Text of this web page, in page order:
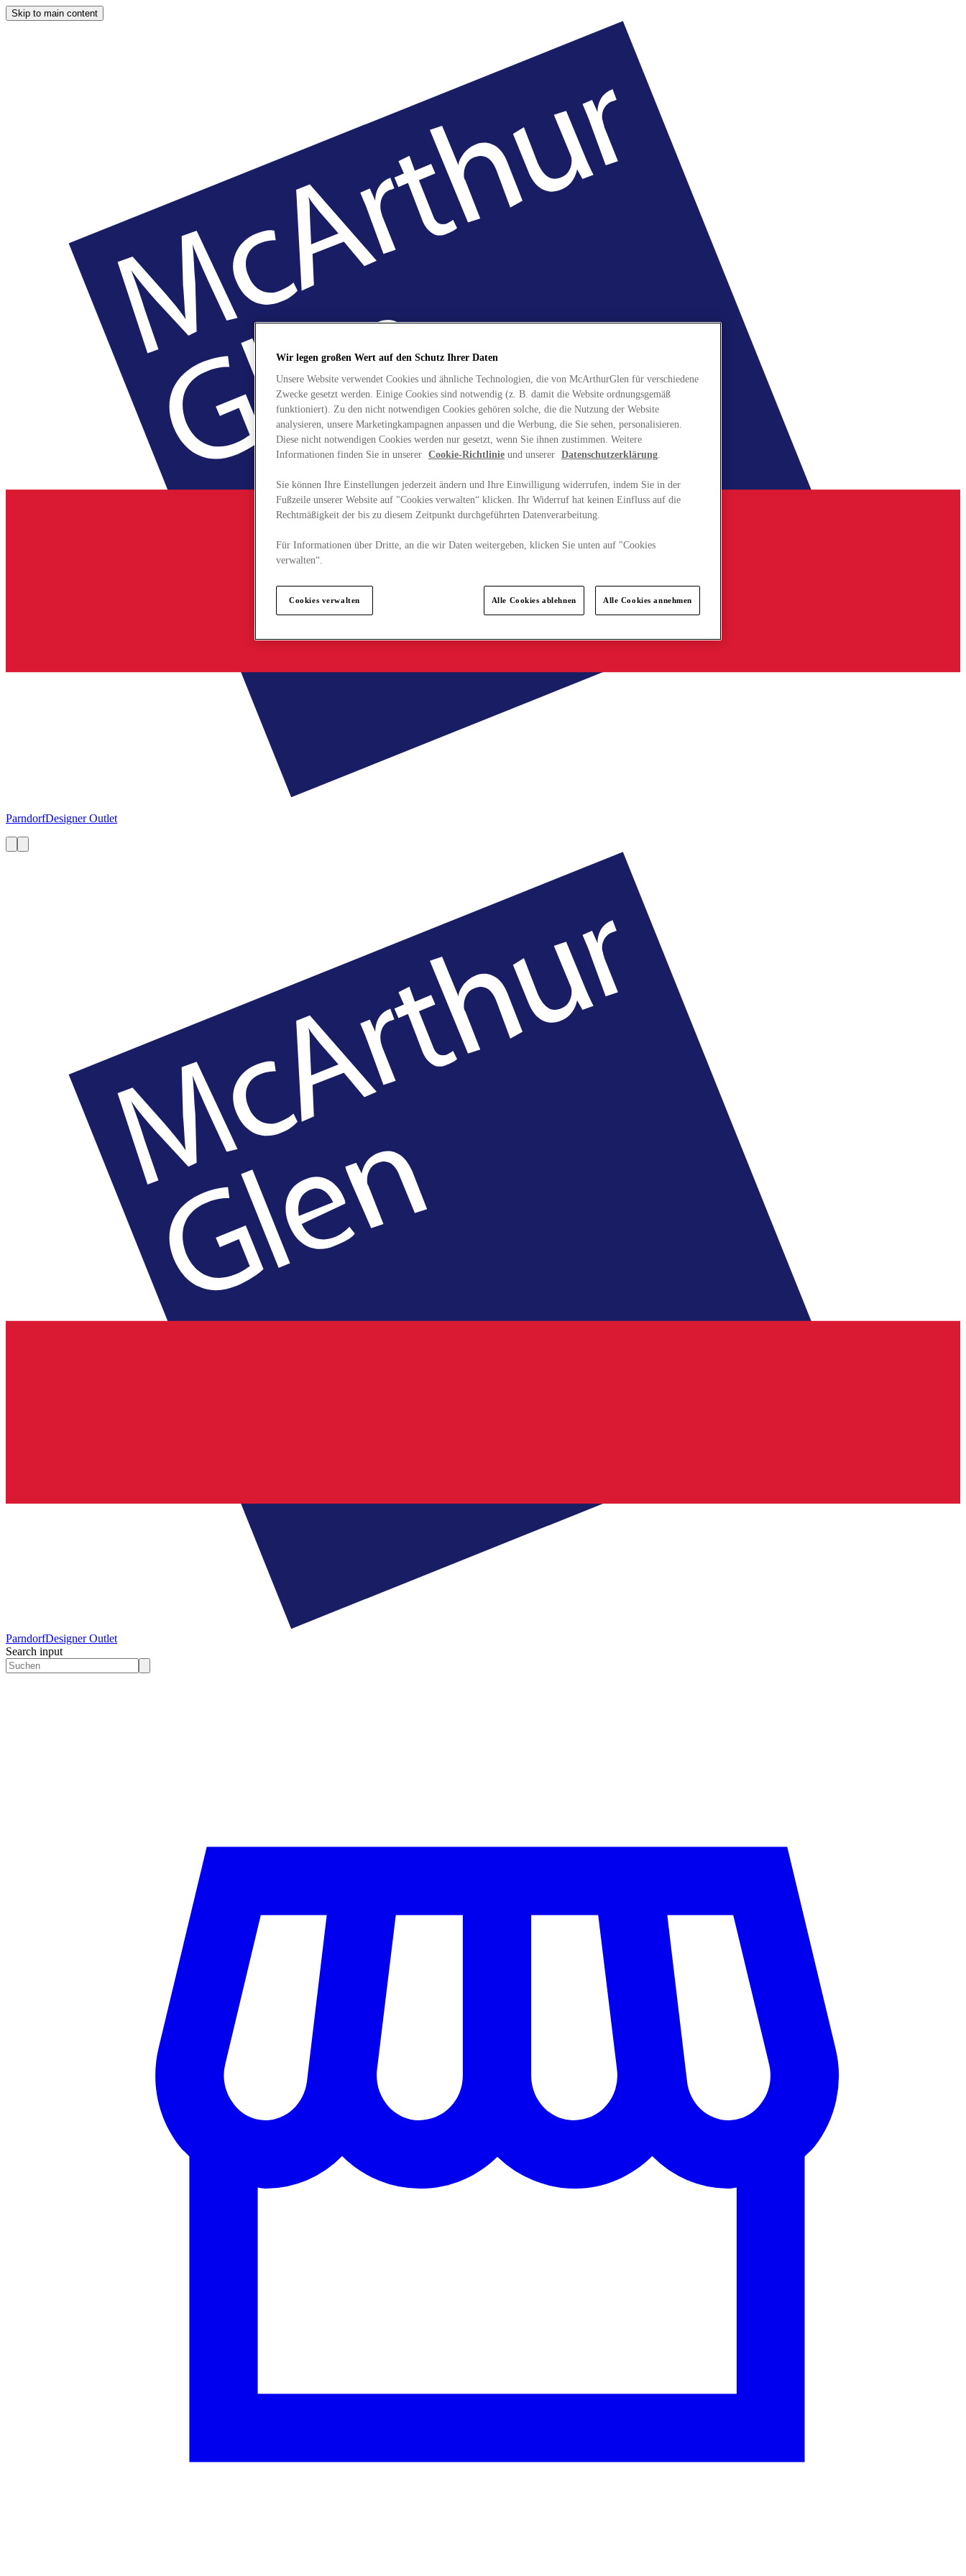
Skip to main content
ParndorfDesigner Outlet
ParndorfDesigner Outlet
Search input
Wir legen großen Wert auf den Schutz Ihrer Daten
Unsere Website verwendet Cookies und ähnliche Technologien, die von McArthurGlen für verschiedene
Zwecke gesetzt werden. Einige Cookies sind notwendig (z. B. damit die Website ordnungsgemäß
funktioniert). Zu den nicht notwendigen Cookies gehören solche, die die Nutzung der Website
analysieren, unsere Marketingkampagnen anpassen und die Werbung, die Sie sehen, personalisieren.
Diese nicht notwendigen Cookies werden nur gesetzt, wenn Sie ihnen zustimmen. Weitere
Informationen finden Sie in unserer Cookie-Richtlinie und unserer Datenschutzerklärung.
Sie können Ihre Einstellungen jederzeit ändern und Ihre Einwilligung widerrufen, indem Sie in der
Fußzeile unserer Website auf "Cookies verwalten“ klicken. Ihr Widerruf hat keinen Einfluss auf die
Rechtmäßigkeit der bis zu diesem Zeitpunkt durchgeführten Datenverarbeitung.
Für Informationen über Dritte, an die wir Daten weitergeben, klicken Sie unten auf "Cookies
verwalten“.
Cookies verwalten Alle Cookies ablehnen Alle Cookies annehmen